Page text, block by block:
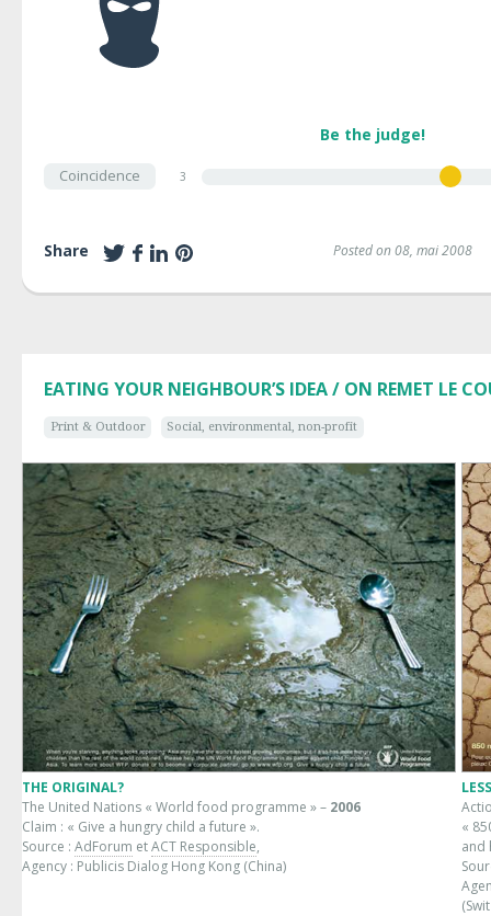
Be the judge!
Coincidence 3
Share Posted on 08, mai 2008
EATING YOUR NEIGHBOUR’S IDEA / ON REMET LE
Print & Outdoor Social, environmental, non-profit
THE ORIGINAL?
The United Nations « World food programme » – 2006
Claim : « Give a hungry child a future ».
Source : AdForum etACT Responsible,
Agency : Publicis Dialog Hong Kong (China)
«
and